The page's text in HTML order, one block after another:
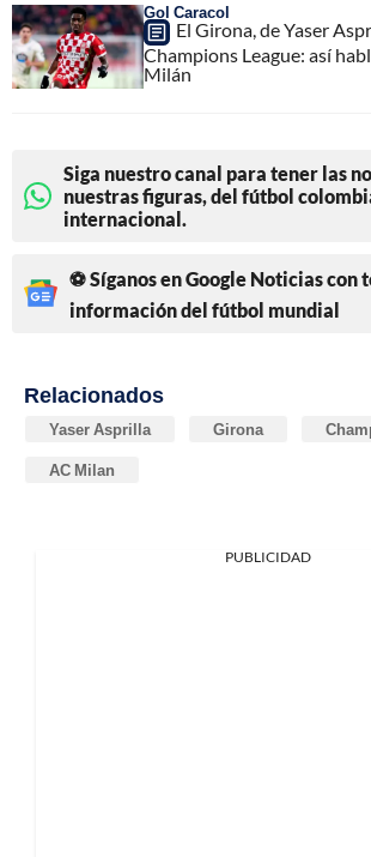
Gol Caracol
El Girona, de Yaser
Champions League: así
Milán
Siga nuestro canal para tener las
nuestras figuras, del fútbol
internacional.
⚽ Síganos en Google Noticias con
información del fútbol mundial
Relacionados
Yaser Asprilla Girona
AC Milan
PUBLICIDAD